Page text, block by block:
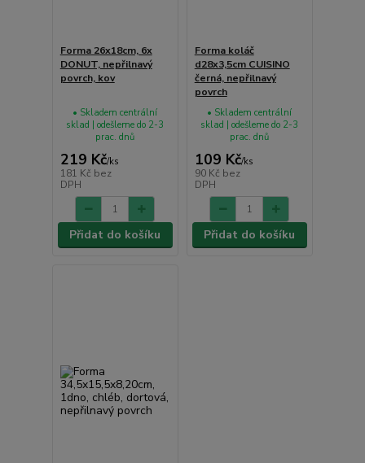
Forma 26x18cm, 6x
DONUT, nepřilnavý
povrch, kov
219 Kč/ks
181 Kč bez
DPH
• Skladem centrální
sklad | odešleme do 2-3
prac. dnů
Přidat do košíku
Forma koláč
d28x3,5cm CUISINO
černá, nepřilnavý
povrch
109 Kč/ks
90 Kč bez
DPH
• Skladem centrální
sklad | odešleme do 2-3
prac. dnů
Přidat do košíku